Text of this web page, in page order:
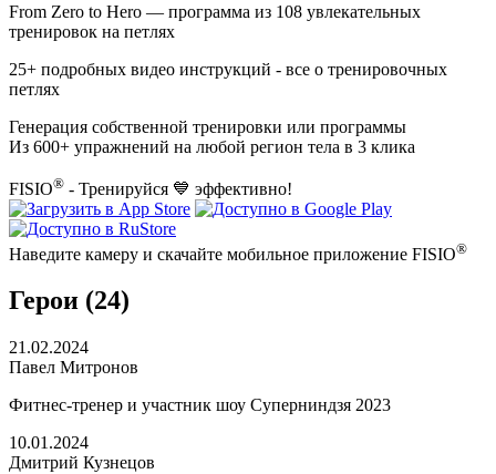
From Zero to Hero — программа из 108 увлекательных
тренировок на петлях
25+ подробных видео инструкций - все о тренировочных
петлях
Генерация собственной тренировки или программы
Из 600+ упражнений на любой регион тела в 3 клика
FISIO® - Тренируйся 💙 эффективно!
Наведите камеру и скачайте мобильное приложение FISIO®
Герои (24)
21.02.2024
Павел Митронов
Фитнес-тренер и участник шоу Суперниндзя 2023
10.01.2024
Дмитрий Кузнецов